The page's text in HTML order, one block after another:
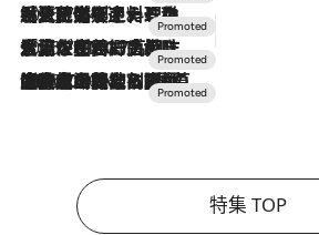
2026.7.24
【夏限定ディナーコース】旬を迎える稚鮎や花ズッキーニなどをイタリア・トスカーナの郷土料理の手法で満喫！
2026.7.17
「土佐和ハーブかき氷」がOMO7高知に登場！生姜、山椒、大葉など目にも舌にも涼を呼ぶ郷土の味
2026.7.10
NEW OPEN！【界 草津】名湯の地に誕生。趣の異なる2種の温泉と上州ならではの会席・蕎麦割烹など美食を味わう究極の癒やし旅
特集 TOP